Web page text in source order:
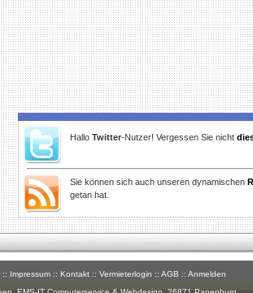
Hallo Twitter-Nutzer! Vergessen Sie nicht
Sie können sich auch unseren dynamischen
getan hat.
:: Impressum :: Kontakt :: Vermieterlogin :: AGB :: Anmelden